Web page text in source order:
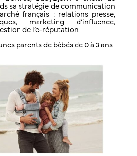
sa stratégie de communication
français : relations presse,
marketing d’influence,
de l’e-réputation.
parents de bébés de 0 à 3 ans